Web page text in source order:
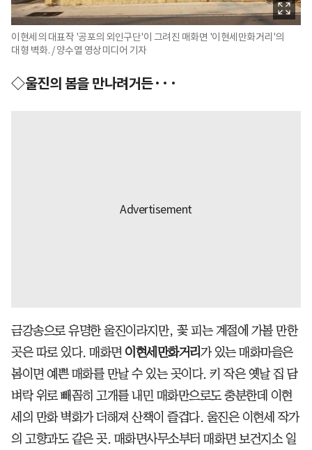
이현세의 대표작 '공포의 외인구단'이 그려진 매화면 '이현세만화거리'의
대형 벽화. / 양수열 영상미디어 기자
◇울진의 봄을 만나려거든···
금강송으로 유명한 울진이라지만, 꽃 피는 계절에 가볼 만한
곳은 따로 있다. 매화면 이현세만화거리가 있는 매화마을은
봄이면 예쁜 매화를 만날 수 있는 곳이다. 키 작은 옛날 집 담
벼락 위로 빼꼼히 고개를 내민 매화만으로도 충분한데 이현
세의 만화 벽화가 더해져 산책이 즐겁다. 울진은 이현세 작가
의 고향과도 같은 곳. 매화면사무소부터 매화면 보건지소 일